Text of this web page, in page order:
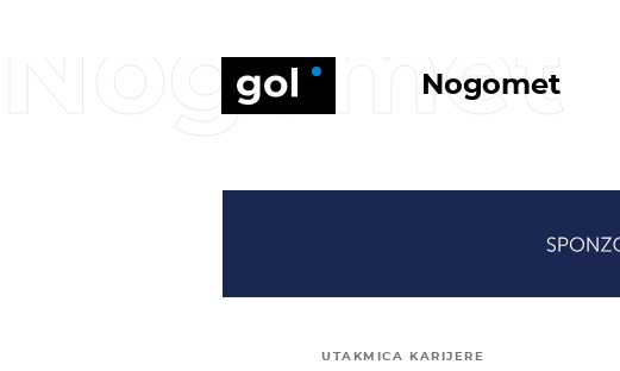
Nogomet
Nogomet
UTAKMICA KARIJERE